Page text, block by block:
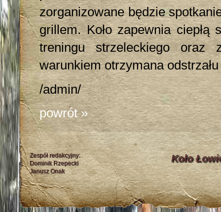
zorganizowane będzie
grillem. Koło zapewnia ciepłą
treningu strzeleckiego oraz
warunkiem otrzymana
/admin/
powrót »
Zespół redakcyjny:
Dominik Rzepecki
Janusz Onak
Koło